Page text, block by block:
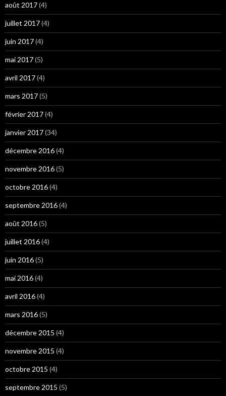
août 2017(4)
juillet 2017(4)
juin 2017(4)
mai 2017(5)
avril 2017(4)
mars 2017(5)
février 2017(4)
janvier 2017(34)
décembre 2016(4)
novembre 2016(5)
octobre 2016(4)
septembre 2016(4)
août 2016(5)
juillet 2016(4)
juin 2016(5)
mai 2016(4)
avril 2016(4)
mars 2016(5)
décembre 2015 (4)
novembre 2015 (4)
octobre 2015 (4)
septembre 2015 (5)